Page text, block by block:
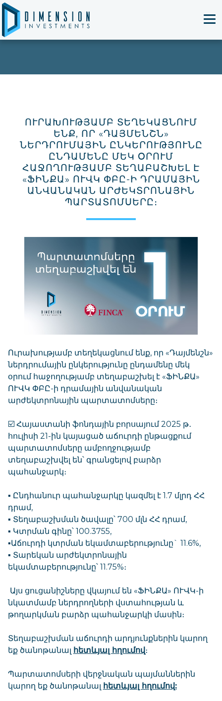
ՈՒՐԱԽՈՒԹՅԱՄԲ ՏԵՂԵԿԱՑՆՈՒՄ
ԵՆՔ, ՈՐ «ԴԱՅՄԵՆՇՆ»
ՆԵՐԴՐՈՒՄԱՅԻՆ ԸՆԿԵՐՈՒԹՅՈՒՆԸ
ԸՆԴԱՄԵՆԸ ՄԵԿ ՕՐՈՒՄ
ՀԱՋՈՂՈՒԹՅԱՄԲ ՏԵՂԱԲԱՇԽԵԼ Է
«ՖԻՆՔԱ» ՈՒՎԿ ՓԲԸ-Ի ԴՐԱՄԱՅԻՆ
ԱՆՎԱՆԱԿԱՆ ԱՐԺԵԿՏՐՈՆԱՅԻՆ
ՊԱՐՏԱՏՈՄՍԵՐԸ։
Ուրախությամբ տեղեկացնում ենք, որ «Դայմենշն»
ներդրումային ընկերությունը ընդամենը մեկ
օրում հաջողությամբ տեղաբաշխել է «ՖԻՆՔԱ»
ՈՒՎԿ ՓԲԸ-ի դրամային անվանական
արժեկտրոնային պարտատոմսերը։
☑️ Հայաստանի ֆոնդային բորսայում 2025 թ․
հուլիսի 21-ին կայացած աճուրդի ընթացքում
պարտատոմսերը ամբողջությամբ
տեղաբաշխվել են՝ գրանցելով բարձր
պահանջարկ։
▪️ Ընդհանուր պահանջարկը կազմել է 1.7 մլրդ ՀՀ
դրամ,
▪️ Տեղաբաշխման ծավալը՝ 700 մլն ՀՀ դրամ,
▪️ Կտրման գինը՝ 100.3755,
▪️Աճուրդի կտրման եկամտաբերությունը` 11.6%,
▪️ Տարեկան արժեկտրոնային
եկամտաբերությունը՝ 11.75%։
Այս ցուցանիշները վկայում են «ՖԻՆՔԱ» ՈՒՎԿ-ի
նկատմամբ ներդրողների վստահության և
թողարկման բարձր պահանջարկի մասին։
Տեղաբաշխման աճուրդի արդյունքներին կարող
եք ծանոթանալ հետևյալ հղումով։
Պարտատոմսերի վերջնական պայմաններին
կարող եք ծանոթանալ հետևյալ հղումով: